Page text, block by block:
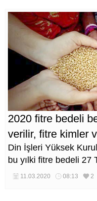
2020 fitre bedeli
verilir, fitre kimler
Din İşleri Yüksek
bu yılki fitre bedeli 27
11.03.2020 08:13 2